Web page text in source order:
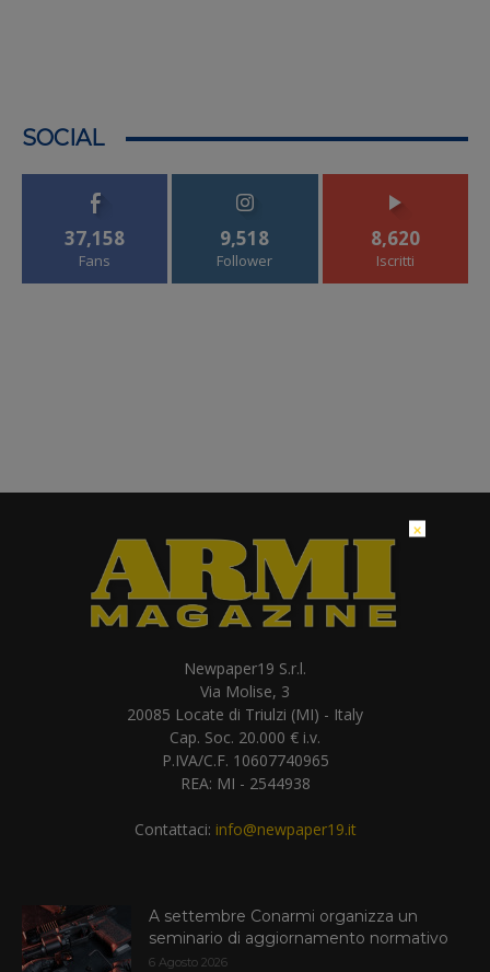
SOCIAL
37,158
Fans
9,518
Follower
8,620
Iscritti
Newpaper19 S.r.l.
Via Molise, 3
20085 Locate di Triulzi (MI) - Italy
Cap. Soc. 20.000 € i.v.
P.IVA/C.F. 10607740965
REA: MI - 2544938
Contattaci: info@newpaper19.it
A settembre Conarmi organizza un
seminario di aggiornamento normativo
6 Agosto 2026
×